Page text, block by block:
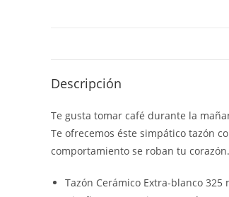
Descripción
Te gusta tomar café durante la
Te ofrecemos éste simpático tazón
comportamiento se roban tu corazón.
Tazón Cerámico Extra-blanco 325